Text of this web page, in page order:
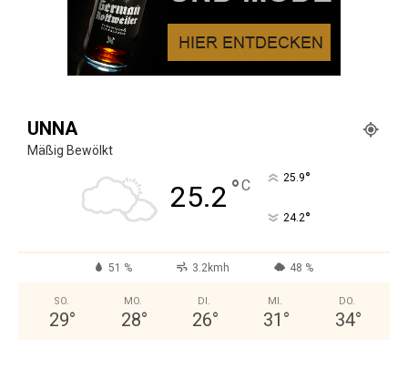
UNNA
Mäßig Bewölkt
25.2 °C 25.9°
24.2°
51 % 3.2kmh 48 %
SO.
29°
MO.
28°
DI.
26°
MI.
31 °
DO.
34°